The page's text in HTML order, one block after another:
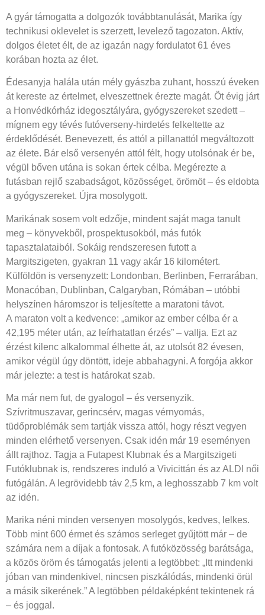
A gyár támogatta a dolgozók továbbtanulását, Marika így
technikusi oklevelet is szerzett, levelező tagozaton. Aktív,
dolgos életet élt, de az igazán nagy fordulatot 61 éves
korában hozta az élet.
Édesanyja halála után mély gyászba zuhant, hosszú éveken
át kereste az értelmet, elveszettnek érezte magát. Öt évig járt
a Honvédkórház idegosztályára, gyógyszereket szedett –
mígnem egy tévés futóverseny-hirdetés felkeltette az
érdeklődését. Benevezett, és attól a pillanattól megváltozott
az élete. Bár első versenyén attól félt, hogy utolsónak ér be,
végül bőven utána is sokan értek célba. Megérezte a
futásban rejlő szabadságot, közösséget, örömöt – és eldobta
a gyógyszereket. Újra mosolygott.
Marikának sosem volt edzője, mindent saját maga tanult
meg – könyvekből, prospektusokból, más futók
tapasztalataiból. Sokáig rendszeresen futott a
Margitszigeten, gyakran 11 vagy akár 16 kilométert.
Külföldön is versenyzett: Londonban, Berlinben, Ferrarában,
Monacóban, Dublinban, Calgaryban, Rómában – utóbbi
helyszínen háromszor is teljesítette a maratoni távot.
A maraton volt a kedvence: „amikor az ember célba ér a
42,195 méter után, az leírhatatlan érzés” – vallja. Ezt az
érzést kilenc alkalommal élhette át, az utolsót 82 évesen,
amikor végül úgy döntött, ideje abbahagyni. A forgója akkor
már jelezte: a test is határokat szab.
Ma már nem fut, de gyalogol – és versenyzik.
Szívritmuszavar, gerincsérv, magas vérnyomás,
tüdőproblémák sem tartják vissza attól, hogy részt vegyen
minden elérhető versenyen. Csak idén már 19 eseményen
állt rajthoz. Tagja a Futapest Klubnak és a Margitszigeti
Futóklubnak is, rendszeres induló a Vivicittán és az ALDI női
futógálán. A legrövidebb táv 2,5 km, a leghosszabb 7 km volt
az idén.
Marika néni minden versenyen mosolygós, kedves, lelkes.
Több mint 600 érmet és számos serleget gyűjtött már – de
számára nem a díjak a fontosak. A futóközösség barátsága,
a közös öröm és támogatás jelenti a legtöbbet: „Itt mindenki
jóban van mindenkivel, nincsen piszkálódás, mindenki örül
a másik sikerének.” A legtöbben példaképként tekintenek rá
– és joggal.